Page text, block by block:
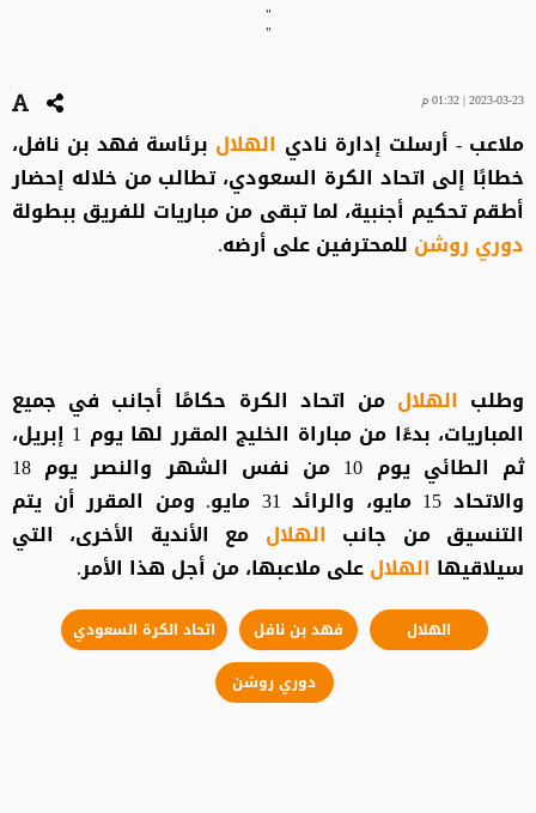
"
"
2023-03-23 | 01:32 م
ملاعب - أرسلت إدارة نادي الهلال برئاسة فهد بن نافل،
خطابًا إلى اتحاد الكرة السعودي، تطالب من خلاله إحضار
أطقم تحكيم أجنبية، لما تبقى من مباريات للفريق ببطولة
دوري روشن للمحترفين على أرضه.
وطلب الهلالمن اتحاد الكرة حكامًا أجانب في جميع
المباريات، بدءًا من مباراة الخليج المقرر لها يوم 1 إبريل،
ثم الطائي يوم 10 من نفس الشهر والنصر يوم 18
والاتحاد 15 مايو، والرائد 31 مايو. ومن المقرر أن يتم
التنسيق من جانب الهلال مع الأندية الأخرى، التي
سيلاقيها الهلالعلى ملاعبها، من أجل هذا الأمر.
الهلال فهد بن نافل
اتحاد الكرة السعودي
دوري روشن